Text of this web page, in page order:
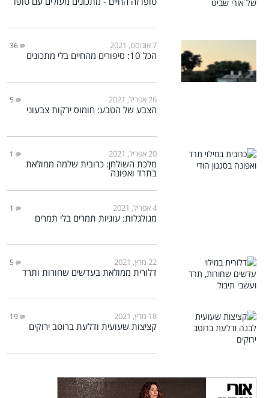
7 אוגוסט, 2021 36
הכל 10: סיפורים מהחיים בלי מתכונים
26 אפריל, 2021 5
הצבע של הטבע: חומוס ירקות צבעוני
20 אפריל, 2021 1
מלכת השולחן: כרובית שלמה ממולאת
בתרד ואפונה
4 אפריל, 2021 1
מגולגלות: עוגיות תמרים בלי תמרים
22 מרץ, 2021 5
דלורית ממולאת בעדשים שחורות ותרד
18 מרץ, 2021 19
קציצות שעועית ודלעת ברוטב ירוקים